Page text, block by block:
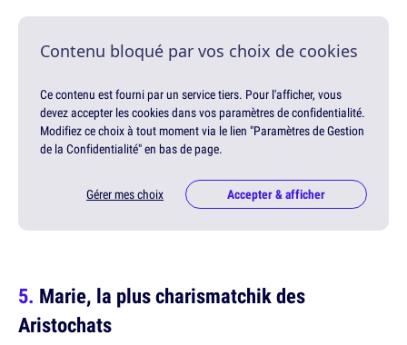
Contenu bloqué par vos choix de cookies
Ce contenu est fourni par un service tiers. Pour l'afficher, vous
devez accepter les cookies dans vos paramètres de confidentialité.
Modifiez ce choix à tout moment via le lien "Paramètres de Gestion
de la Confidentialité" en bas de page.
Gérer mes choix Accepter & afficher
Marie, la plus charismatchik des
Aristochats